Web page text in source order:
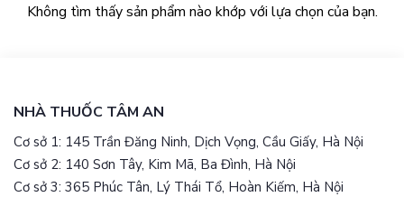
Không tìm thấy sản phẩm nào khớp với lựa chọn của bạn.
NHÀ THUỐC TÂM AN
Cơ sở 1: 145 Trần Đăng Ninh, Dịch Vọng, Cầu Giấy, Hà Nội
Cơ sở 2: 140 Sơn Tây, Kim Mã, Ba Đình, Hà Nội
Cơ sở 3: 365 Phúc Tân, Lý Thái Tổ, Hoàn Kiếm, Hà Nội